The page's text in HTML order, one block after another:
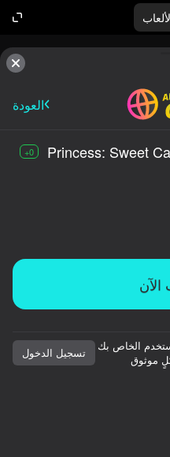
الطبيعية
العودة
Princess: Sweet
0+
الآن
الخاص بك
موثوق
تسجيل الدخول